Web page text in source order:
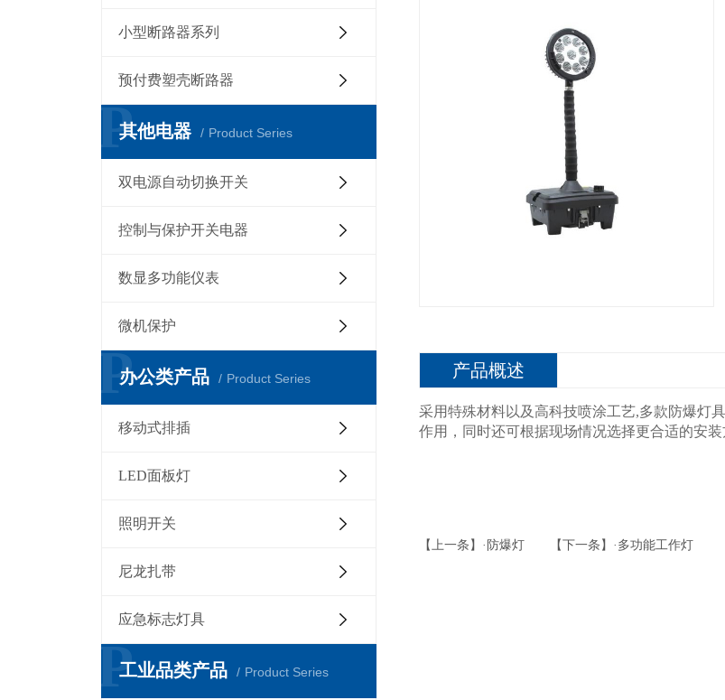
小型断路器系列
预付费塑壳断路器
其他电器 Product Series
P
双电源自动切换开关
控制与保护开关电器
数显多功能仪表
微机保护
办公类产品 Product Series
P
移动式排插
LED面板灯
照明开关
尼龙扎带
应急标志灯具
工业品类产品 Product Series
P
产品概述
采用特殊材料以及高科技喷涂工艺,多款防爆灯
作用，同时还可根据现场情况选择更合适的安装
【上一条】·防爆灯 【下一条】·多功能工作灯